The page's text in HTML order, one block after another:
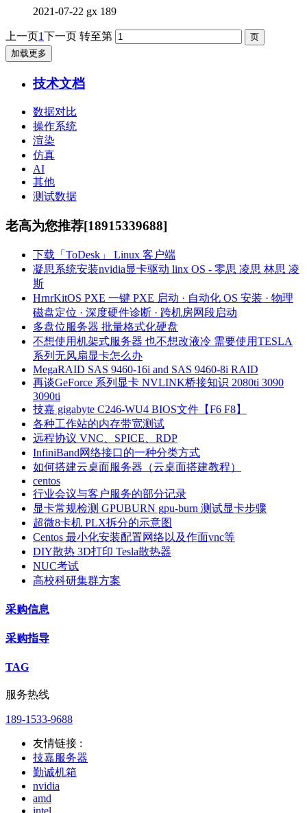
2021-07-22 gx 189
上一页1下一页 转至第
加载更多
技术文档
数据对比
操作系统
渲染
仿真
AI
其他
测试数据
老高为您推荐[18915339688]
下载「ToDesk」 Linux 客户端
凝思系统安装nvidia显卡驱动 linx OS - 零思 凌思 林思 凌
斯
HrnrKitOS PXE 一键 PXE 启动 · 自动化 OS 安装 · 物理
磁盘定位 · 深度硬件诊断 · 跨机房网段启动
多盘位服务器 批量格式化硬盘
不想使用机架式服务器 也不想改液冷 需要使用TESLA
系列无风扇显卡怎么办
MegaRAID SAS 9460-16i and SAS 9460-8i RAID
再谈GeForce 系列显卡 NVLINK桥接知识 2080ti 3090
3090ti
技嘉 gigabyte C246-WU4 BIOS文件【F6 F8】
各种工作站的内存带宽测试
远程协议 VNC、SPICE、RDP
InfiniBand网络接口的一种分类方式
如何搭建云桌面服务器（云桌面搭建教程）
centos
行业会议与客户服务的部分记录
显卡常规检测 GPUBURN gpu-burn 测试显卡步骤
超微8卡机 PLX拆分的示意图
Centos 最小化安装配置网络以及作面vnc等
DIY散热 3D打印 Tesla散热器
NUC考试
高校科研集群方案
采购信息
采购指导
TAG
服务热线
189-1533-9688
友情链接 :
技嘉服务器
勤诚机箱
nvidia
amd
intel